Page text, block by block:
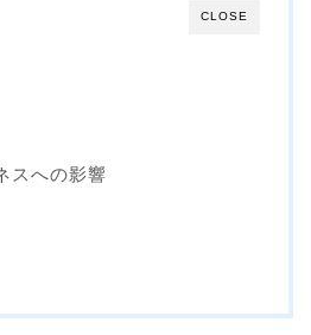
CLOSE
スへの影響